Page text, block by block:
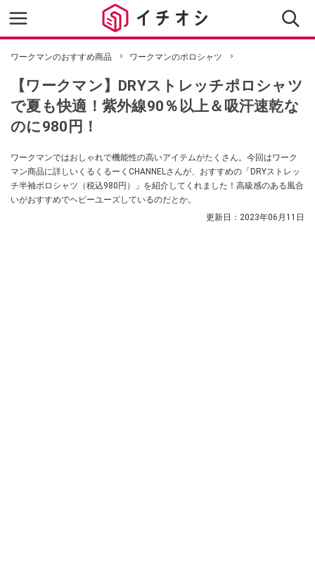
ワークマンのおすすめ商品 ワークマンのポロシャツ
【ワークマン】DRYストレッチポロシャツ
で夏も快適！紫外線90％以上＆吸汗速乾な
のに980円！
ワークマンではおしゃれで機能性の高いアイテムがたくさん。今回はワーク
マン商品に詳しいくるくるーくCHANNELさんが、おすすめの「DRYストレッ
チ半袖ポロシャツ（税込980円）」を紹介してくれました！高級感のある風合
いがおすすめでヘビーユーズしているのだとか。
更新日： 2023年06月11日